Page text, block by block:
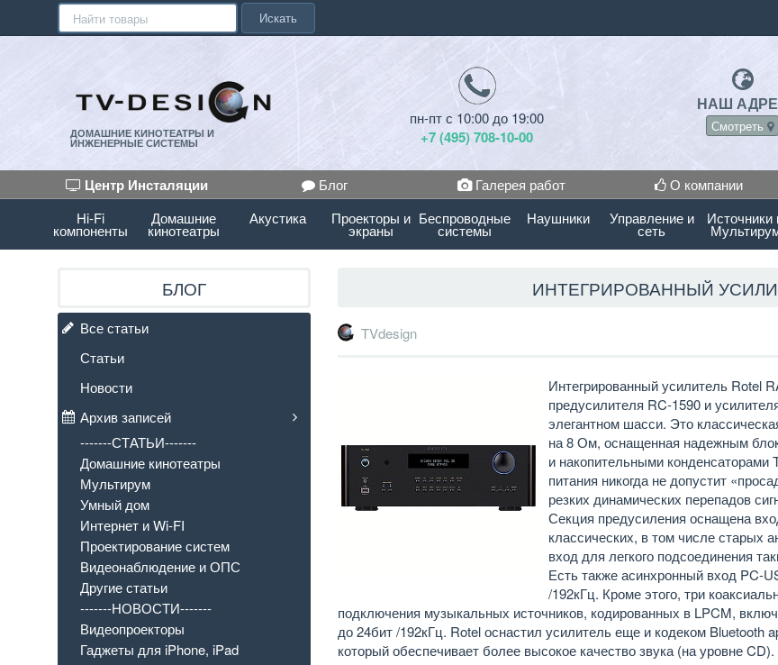
Искать
ДОМАШНИЕ КИНОТЕАТРЫ И
ИНЖЕНЕРНЫЕ СИСТЕМЫ
пн-пт с 10:00 до 19:00
+7 (495) 708-10-00
НАШ
Смотреть
Центр Инсталяции Блог Галерея работ О компании
Hi-Fi
компоненты
Домашние
кинотеатры
Акустика Проекторы и
экраны
Беспроводные
системы
Наушники Управление и
сеть
Источники
ИНТЕГРИРОВАННЫЙ
TVdesign
Интегрированный усилитель Rotel
предусилителя RC-1590 и
элегантном шасси. Это
на 8 Ом, оснащенная надежным
и накопительными
питания никогда не допустит
резких динамических перепадов
Секция предусиления оснащена
классических, в том числе старых
вход для легкого подсоединения
Есть также асинхронный вход
/192кГц. Кроме этого, три
подключения музыкальных источников, кодированных в LPCM,
до 24бит /192кГц. Rotel оснастил усилитель еще и кодеком Bluetooth
который обеспечивает более высокое качество звука (на уровне
БЛОГ
Все статьи
Статьи
Новости
Архив записей
-------СТАТЬИ-------
Домашние кинотеатры
Мультирум
Умный дом
Интернет и Wi-FI
Проектирование систем
Видеонаблюдение и ОПС
Другие статьи
-------НОВОСТИ-------
Видеопроекторы
Гаджеты для iPhone, iPad